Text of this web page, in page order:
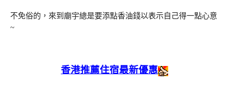
不免俗的，來到廟宇總是要添點香油錢以表示自己得一點心意
~
香港推薦住宿最新優惠